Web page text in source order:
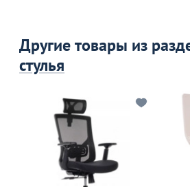
Другие товары из
стулья